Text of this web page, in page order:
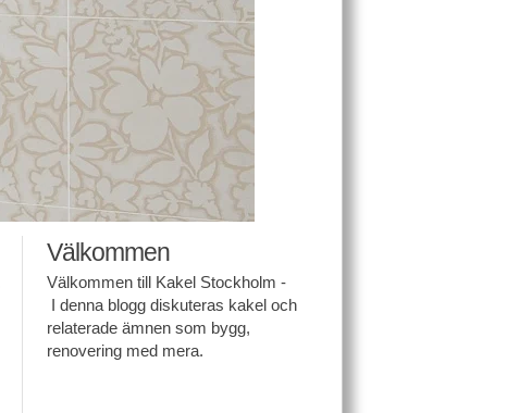
Välkommen
Välkommen till Kakel Stockholm -
I denna blogg diskuteras kakel och
relaterade ämnen som bygg,
renovering med mera.